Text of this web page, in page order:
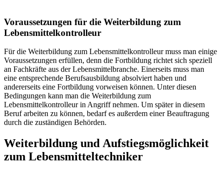
Voraussetzungen für die Weiterbildung zum
Lebensmittelkontrolleur
Für die Weiterbildung zum Lebensmittelkontrolleur muss man einige
Voraussetzungen erfüllen, denn die Fortbildung richtet sich speziell
an Fachkräfte aus der Lebensmittelbranche. Einerseits muss man
eine entsprechende Berufsausbildung absolviert haben und
andererseits eine Fortbildung vorweisen können. Unter diesen
Bedingungen kann man die Weiterbildung zum
Lebensmittelkontrolleur in Angriff nehmen. Um später in diesem
Beruf arbeiten zu können, bedarf es außerdem einer Beauftragung
durch die zuständigen Behörden.
Weiterbildung und Aufstiegsmöglichkeit
zum Lebensmitteltechniker